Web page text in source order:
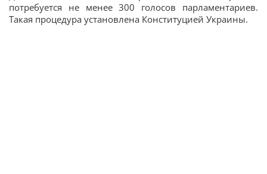
потребуется не менее 300 голосов парламентариев.
Такая процедура установлена Конституцией Украины.